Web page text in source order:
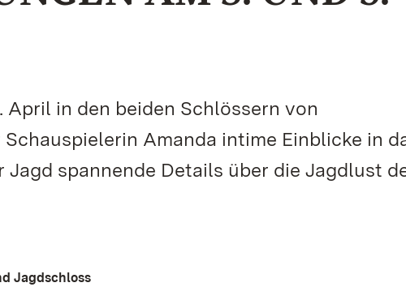
April in den beiden Schlössern von
Amanda intime Einblicke in
Jagd spannende Details über die Jagdlust
Jagdschloss